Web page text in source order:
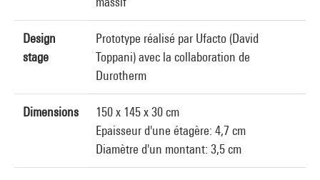
Design
stage
Prototype réalisé par Ufacto (David
Toppani) avec la collaboration de
Durotherm
Dimensions
150 x 145 x 30 cm
Epaisseur d'une étagère: 4,7 cm
Diamètre d'un montant: 3,5 cm